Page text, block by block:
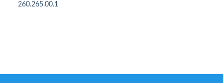
260.265.00.1